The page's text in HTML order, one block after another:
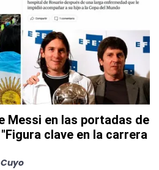
Messi en las portadas de
clave en la carrera